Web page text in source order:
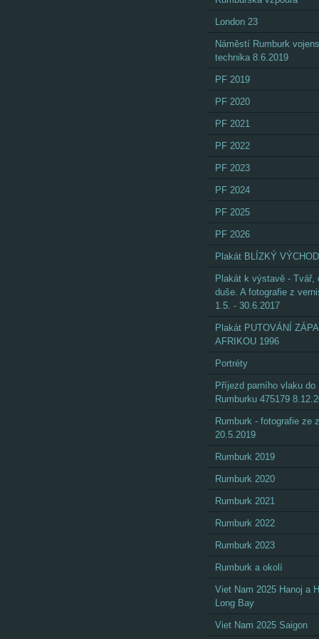
London 23
Náměstí Rumburk
technika 8.6.2019
PF 2019
PF 2020
PF 2021
PF 2022
PF 2023
PF 2024
PF 2025
PF 2026
Plakát BLÍZKÝ
Plakát k výstavě - Tvář,
duše. A fotografie z
1.5. - 30.6.2017
Plakát PUTOVÁNÍ
AFRIKOU 1996
Portréty
Příjezd parního vlaku do
Rumburku 475179
Rumburk - fotografie ze
20.5.2019
Rumburk 2019
Rumburk 2020
Rumburk 2021
Rumburk 2022
Rumburk 2023
Rumburk a okolí
Viet Nam 2025 Hanoj a
Long Bay
Viet Nam 2025 Saigon